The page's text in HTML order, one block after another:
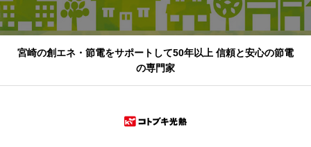
宮崎の創エネ・節電をサポートして50年以上 信頼と安心の節電
の専門家